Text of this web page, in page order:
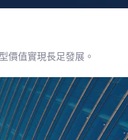
價值實現長足發展。